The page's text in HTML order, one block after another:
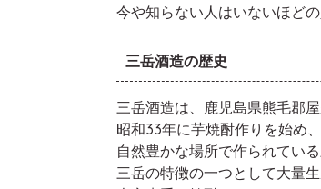
今や知らない人はいないほど
三岳酒造の歴史
三岳酒造は、鹿児島県熊毛郡
昭和33年に芋焼酎作りを始め
自然豊かな場所で作られてい
三岳の特徴の一つとして大量